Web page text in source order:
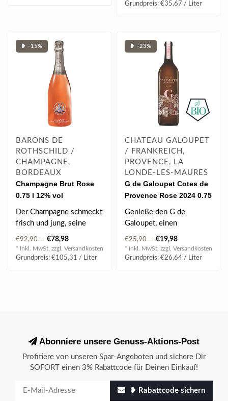
Grundpreis: €35,67 / Liter
❥ -15%
BARONS DE
ROTHSCHILD /
CHAMPAGNE,
BORDEAUX
Champagne Brut Rose
0.75 l 12% vol
Der Champagne schmeckt
frisch und jung, seine
Perlage ist betörend fein
und la..
€92,90 €78,98
* Inkl. MwSt. zzgl. Versandkosten
Grundpreis: €105,31 / Liter
❥ -23%
CHATEAU GALOUPET
/ FRANKREICH,
PROVENCE, LA
LONDE-LES-MAURES
G de Galoupet Cotes de
Provence Rose 2024 0.75
l
Genieße den G de
Galoupet, einen
erfrischenden Rosé mit
fruchtigen Aromen und ..
€25,90 €19,98
* Inkl. MwSt. zzgl. Versandkosten
Grundpreis: €26,64 / Liter
Abonniere unsere Genuss-Aktions-Post
Profitiere von unseren Spar-Angeboten und sichere Dir
SOFORT einen 3% Rabattcode für Deinen Einkauf!
❥ Rabattcode sichern